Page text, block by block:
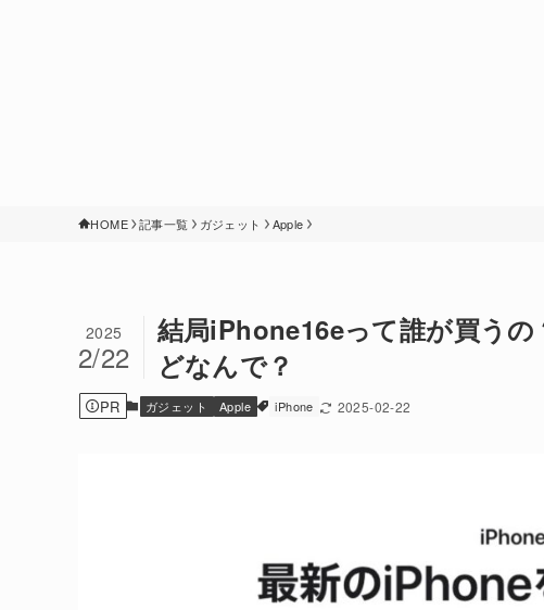
HOME 記事一覧 ガジェット Apple
結局iPhone16eって誰が買う
どなんで？
2025
2/22
PR ガジェット Apple iPhone 2025-02-22